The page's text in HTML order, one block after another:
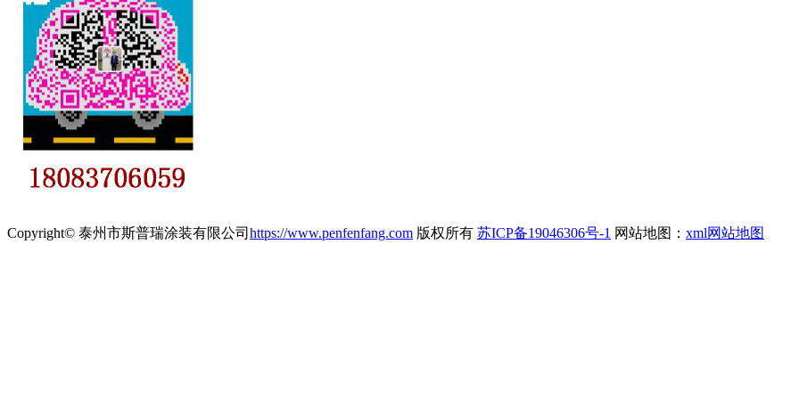
Copyright© 泰州市斯普瑞涂装有限公司 https://www.penfenfang.com 版权所有 苏ICP备19046306号-1 网站地图： xml网站地图